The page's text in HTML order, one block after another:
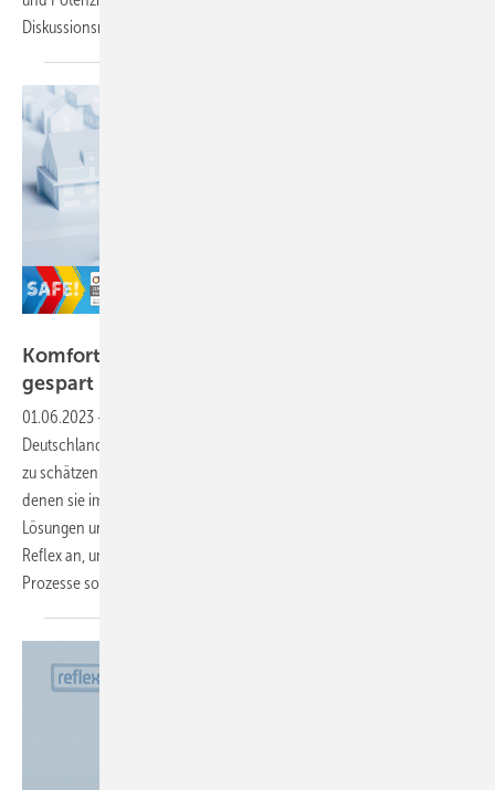
Diskussionsreihe soll nun jährlich
Komfortabel mo ntiert – smart gesteuert – Zeit
gespart
01.06.2023 -
Deutschlands Fachhandwerkerinnen und Fachhandwerker wissen sie
zu schätzen: die Serviceleistungen und smarten Anwendungen, mit
denen sie im Alltag unterstützt werden. Hier setzen die digitalen
Lösungen und hochwertigen, auch platzsparenden Produkte von
Reflex an, um die Arbeitsabläufe von Installateuren zu erleichtern und
Prozesse so effizient wie möglich zu